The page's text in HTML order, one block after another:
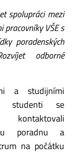
spolupráci mezi
pracovníky VŠE s
poradenských
odborné
a studijními
studenti se
poradnu a
na počátku